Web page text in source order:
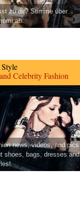
zu dir? Stimme über
ab.
Celebrity Fashion
news, videos, and pics
shoes, bags, dresses and